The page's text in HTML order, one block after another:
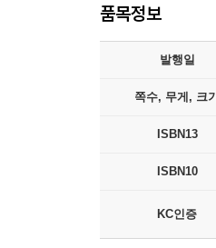
품목정보
발행일
쪽수, 무게, 크기
ISBN13
ISBN10
KC인증